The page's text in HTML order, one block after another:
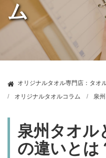
ム
オリジナルタオル専門店：タオ
オリジナルタオルコラム
泉
泉州タオル
の違いとは